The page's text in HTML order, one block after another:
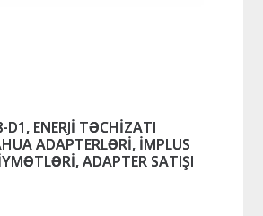
D1, ENERJİ TƏCHİZATI
ADAPTERLƏRİ, İMPLUS
ADAPTER SATIŞI